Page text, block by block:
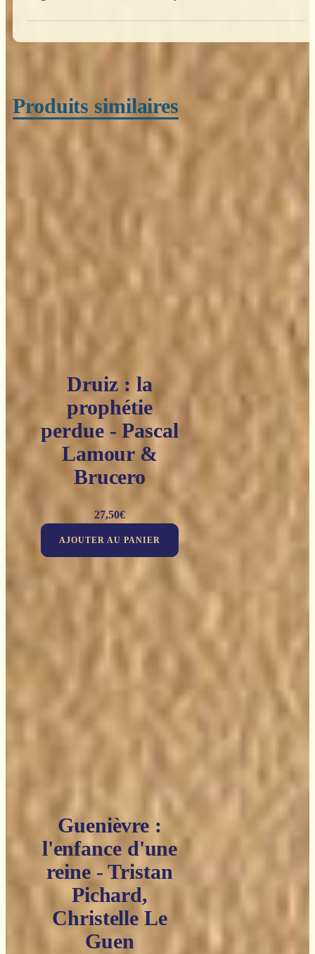
Produits similaires
Druiz : la
prophétie
perdue - Pascal
Lamour &
Brucero
27,50€
AJOUTER AU PANIER
Guenièvre :
l'enfance d'une
reine - Tristan
Pichard,
Christelle Le
Guen